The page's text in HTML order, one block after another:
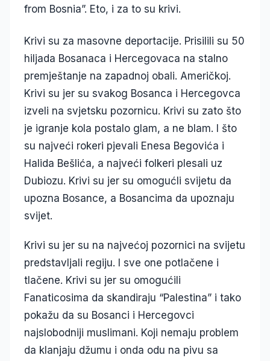
from Bosnia”. Eto, i za to su krivi.
Krivi su za masovne deportacije. Prisilili su 50
hiljada Bosanaca i Hercegovaca na stalno
premještanje na zapadnoj obali. Američkoj.
Krivi su jer su svakog Bosanca i Hercegovca
izveli na svjetsku pozornicu. Krivi su zato što
je igranje kola postalo glam, a ne blam. I što
su najveći rokeri pjevali Enesa Begovića i
Halida Bešlića, a najveći folkeri plesali uz
Dubiozu. Krivi su jer su omogućli svijetu da
upozna Bosance, a Bosancima da upoznaju
svijet.
Krivi su jer su na najvećoj pozornici na svijetu
predstavljali regiju. I sve one potlačene i
tlačene. Krivi su jer su omogućili
Fanaticosima da skandiraju “Palestina” i tako
pokažu da su Bosanci i Hercegovci
najslobodniji muslimani. Koji nemaju problem
da klanjaju džumu i onda odu na pivu sa